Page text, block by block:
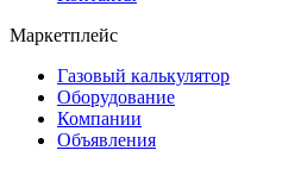
Маркетплейс
Газовый калькулятор
Оборудование
Компании
Объявления